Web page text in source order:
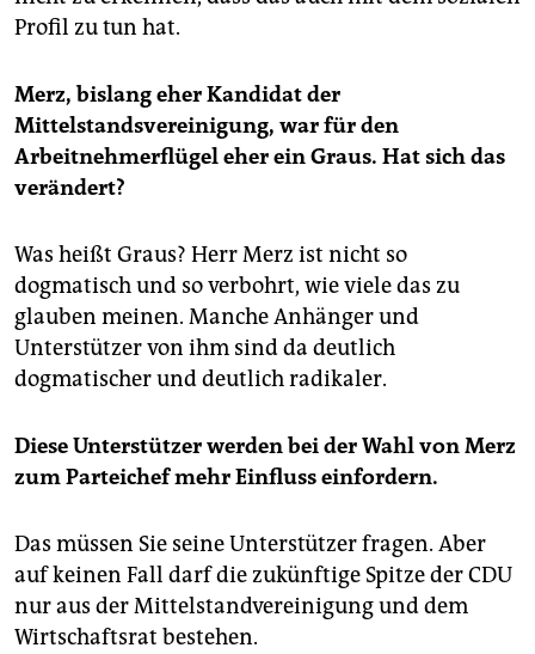
Profil zu tun hat.
Merz, bislang eher Kandidat der
Mittelstandsvereinigung, war für den
Arbeitnehmerflügel eher ein Graus. Hat sich das
verändert?
Was heißt Graus? Herr Merz ist nicht so
dogmatisch und so verbohrt, wie viele das zu
glauben meinen. Manche Anhänger und
Unterstützer von ihm sind da deutlich
dogmatischer und deutlich radikaler.
Diese Unterstützer werden bei der Wahl von Merz
zum Parteichef mehr Einfluss einfordern.
Das müssen Sie seine Unterstützer fragen. Aber
auf keinen Fall darf die zukünftige Spitze der CDU
nur aus der Mittelstandvereinigung und dem
Wirtschaftsrat bestehen.